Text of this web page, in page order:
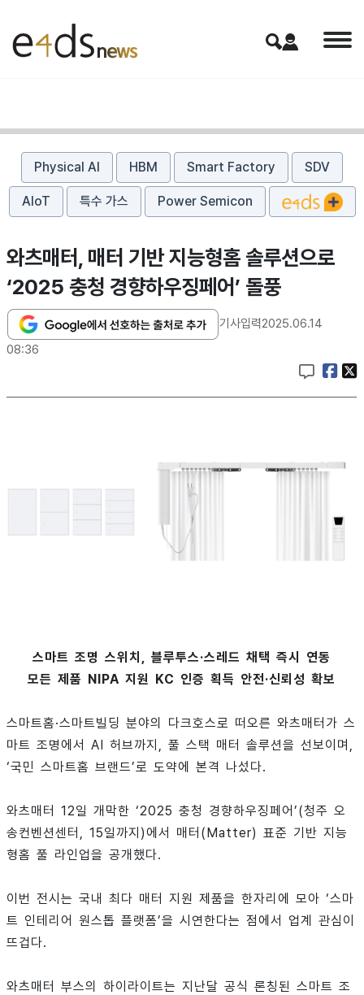
Physical AI HBM Smart Factory SDV
AIoT 특수 가스 Power Semicon
와츠매터, 매터 기반 지능형홈 솔루션으로
‘2025 충청 경향하우징페어’ 돌풍
기사입력2025.06.14
08:36
스마트 조명 스위치, 블루투스·스레드 채택 즉시 연동
모든 제품 NIPA 지원 KC 인증 획득 안전·신뢰성 확보
스마트홈·스마트빌딩 분야의 다크호스로 떠오른 와츠매터가 스
마트 조명에서 AI 허브까지, 풀 스택 매터 솔루션을 선보이며,
‘국민 스마트홈 브랜드’로 도약에 본격 나섰다.
와츠매터 12일 개막한 ‘2025 충청 경향하우징페어’(청주 오
송컨벤션센터, 15일까지)에서 매터(Matter) 표준 기반 지능
형홈 풀 라인업을 공개했다.
이번 전시는 국내 최다 매터 지원 제품을 한자리에 모아 ‘스마
트 인테리어 원스톱 플랫폼’을 시연한다는 점에서 업계 관심이
뜨겁다.
와츠매터 부스의 하이라이트는 지난달 공식 론칭된 스마트 조